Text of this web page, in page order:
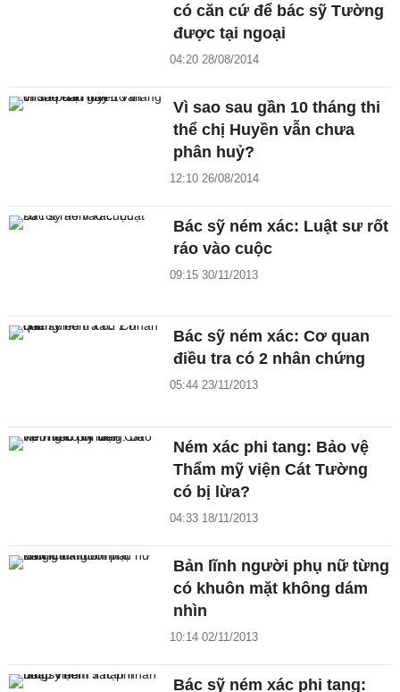
có căn cứ để bác sỹ Tường
được tại ngoại
04:20 28/08/2014
Vì sao sau gần 10 tháng thi
thể chị Huyền vẫn chưa
phân huỷ?
12:10 26/08/2014
Bác sỹ ném xác: Luật sư rốt
ráo vào cuộc
09:15 30/11/2013
Bác sỹ ném xác: Cơ quan
điều tra có 2 nhân chứng
05:44 23/11/2013
Ném xác phi tang: Bảo vệ
Thẩm mỹ viện Cát Tường
có bị lừa?
04:33 18/11/2013
Bản lĩnh người phụ nữ từng
có khuôn mặt không dám
nhìn
10:14 02/11/2013
Bác sỹ ném xác phi tang: